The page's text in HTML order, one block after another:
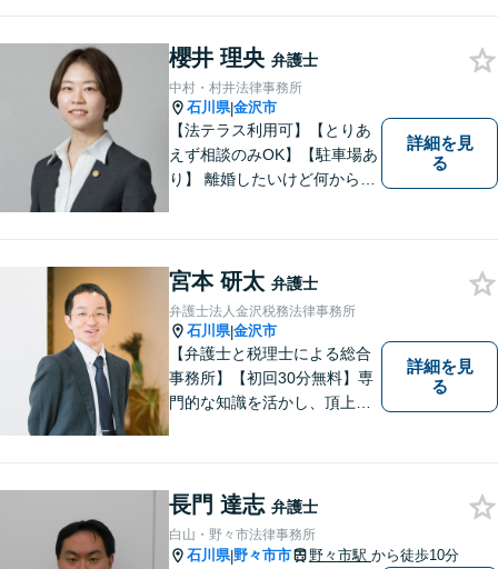
ルも対応可能【メール相談／
ビデオ面談可】【土曜日も対
応】
櫻井 理央 弁護士
中村・村井法律事務所
石川県|金沢市
【法テラス利用可】【とりあ
えず相談のみOK】【駐車場あ
り】 離婚したいけど何から始
詳細を見
る
宮本 研太 弁護士
弁護士法人金沢税務法律事務所
石川県|金沢市
【弁護士と税理士による総合
事務所】【初回30分無料】専
門的な知識を活かし、頂上＝
ジあります。
詳細を見
る
長門 達志 弁護士
白山・野々市法律事務所
石川県|野々市市 野々市駅 から徒歩10分